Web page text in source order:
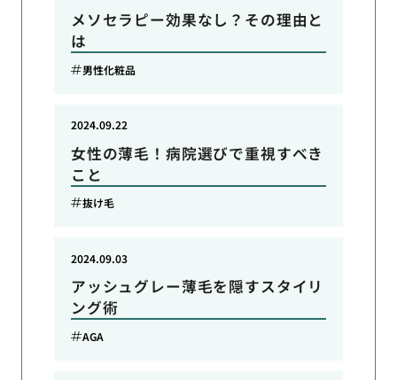
メソセラピー効果なし？その理由と
は
男性化粧品
女性の薄毛！病院選びで重視すべき
こと
2024.09.22
抜け毛
アッシュグレー薄毛を隠すスタイリ
ング術
2024.09.03
AGA